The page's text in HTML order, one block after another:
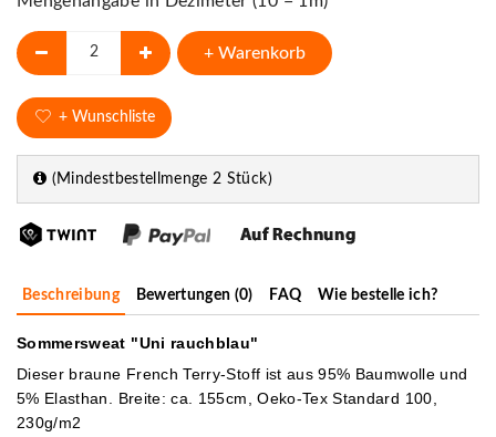
+ Warenkorb
+ Wunschliste
(Mindestbestellmenge 2 Stück)
Beschreibung Bewertungen (0) FAQ Wie bestelle ich?
Sommersweat "Uni rauchblau"
Dieser braune French Terry-Stoff ist aus 95% Baumwolle und
5% Elasthan. Breite: ca. 155cm, Oeko-Tex Standard 100,
230g/m2